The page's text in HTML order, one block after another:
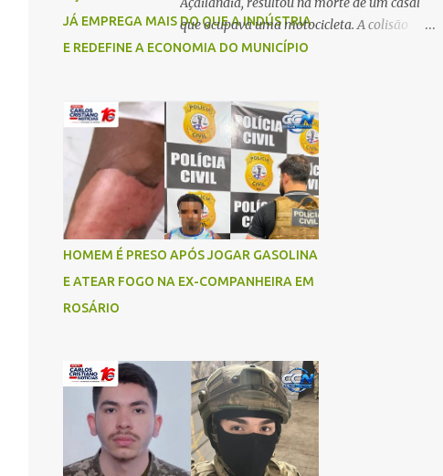
JÁ EMPREGA MAIS DO QUE A INDÚSTRIA
E REDEFINE A ECONOMIA DO MUNICÍPIO
HOMEM É PRESO APÓS JOGAR GASOLINA
E ATEAR FOGO NA EX-COMPANHEIRA EM
ROSÁRIO
Federal (PRF) esteve no local para controlar
o tráfego e coletar informações que devem
que ocupava uma motocicleta. A colisão
envolveu uma moto e um carro. De acordo
acidente devido à gravidade dos ferimentos.
A passageira da moto chegou a ser
socorrida com vida e encaminhada para
atendimento médico, mas infelizmente não
resistiu aos ferimentos e veio a óbito. Uma
das vítimas foi identificada como Gleiciane,
moradora do bairro Jacu. Até o momento, o
como Julimar Lucena, iria fazer 37 anos no
Testemunhas relataram que, após a suposta
discussão, o condutor da motocicleta teria
invadido a contramão e colidido
frontalmente com um carro. As
circunstâncias do acidente deverão ser